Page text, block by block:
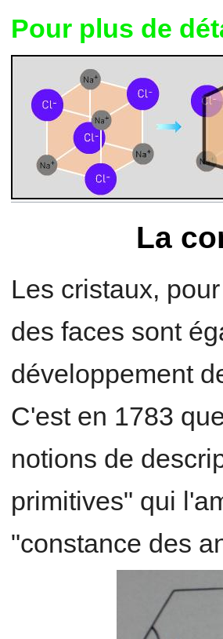
Pour plus de
La
Les cristaux,
des faces sont
développement
C'est en 1783
notions de
primitives" qui
"constance des